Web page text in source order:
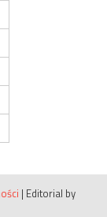
| Editorial by